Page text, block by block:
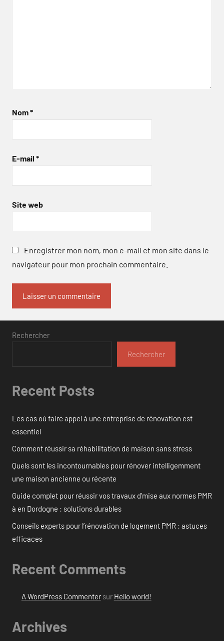
Nom*
E-mail *
Site web
Enregistrer mon nom, mon e-mail et mon site dans le
navigateur pour mon prochain commentaire.
Rechercher
Rechercher
Recent Posts
Les cas où faire appel à une entreprise de rénovation est
essentiel
Comment réussir sa réhabilitation de maison sans stress
Quels sont les incontournables pour rénover intelligemment
une maison ancienne ou récente
Guide complet pour réussir vos travaux d’mise aux normes PMR
à en Dordogne : solutions durables
Conseils experts pour l’rénovation de logement PMR : astuces
efficaces
Recent Comments
A WordPress Commentersur Hello world!
Archives